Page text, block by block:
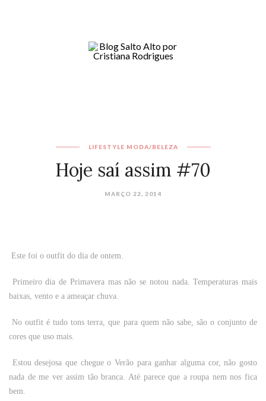
LIFESTYLE MODA/BELEZA
Hoje saí assim #70
MARÇO 22, 2014
Este foi o outfit do dia de ontem.
Primeiro dia de Primavera mas não se notou nada. Temperaturas mais
baixas, vento e a ameaçar chuva.
No outfit é tudo tons terra, que para quem não sabe, são o conjunto de
cores que uso mais.
Estou desejosa que chegue o Verão para ganhar alguma cor, não gosto
nada de me ver assim tão branca. Até parece que a roupa nem nos fica
bem.